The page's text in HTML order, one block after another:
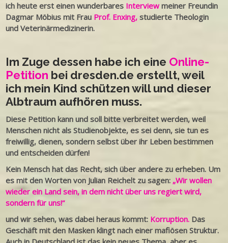
ich heute erst einen wunderbares Interview meiner Freundin
Dagmar Möbius mit Frau Prof. Enxing, studierte Theologin
und Veterinärmedizinerin.
Im Zuge dessen habe ich eine Online-
Petition bei dresden.de erstellt, weil
ich mein Kind schützen will und dieser
Albtraum aufhören muss.
Diese Petition kann und soll bitte verbreitet werden, weil
Menschen nicht als Studienobjekte, es sei denn, sie tun es
freiwillig, dienen, sondern selbst über ihr Leben bestimmen
und entscheiden dürfen!
Kein Mensch hat das Recht, sich über andere zu erheben. Um
es mit den Worten von Julian Reichelt zu sagen: „Wir wollen
wieder ein Land sein, in dem nicht über uns regiert wird,
sondern für uns!“
und wir sehen, was dabei heraus kommt: Korruption. Das
Geschäft mit den Masken klingt nach einer mafiösen Struktur.